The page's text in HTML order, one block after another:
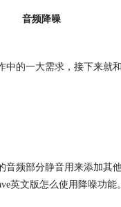
音频降噪
中的一大需求，接下来就
频部分静音用来添加其
英文版怎么使用降噪功能。